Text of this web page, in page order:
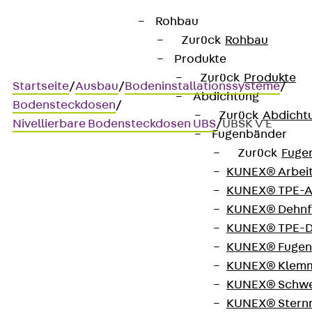
Rohbau
Zurück Rohbau
Produkte
Zurück Produkte
Abdichtung
Zurück
Fugenbänder
Zurück
KUNEX®
KUNEX®
KUNEX®
KUNEX®
KUNEX®
KUNEX®
KUNEX®
KUNEX®
Startseite/Ausbau/Bodeninstallationssysteme/
Bodensteckdosen/
Nivellierbare Bodensteckdosen UBS/UBSK V E
Reinigungssteckdose, 1-
fach, eckig, nivellierbar